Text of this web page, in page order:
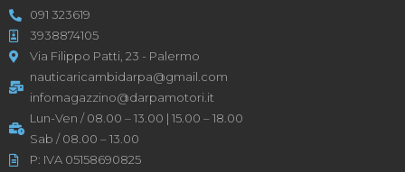
091 323619
3938874105
Via Filippo Patti, 23 - Palermo
nauticaricambidarpa@gmail.com
infomagazzino@darpamotori.it
Lun-Ven / 08.00 – 13.00 | 15.00 – 18.00
Sab / 08.00 – 13.00
P: IVA 05158690825